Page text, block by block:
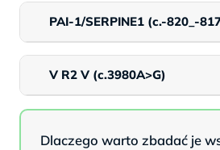
PAI-1/SERPINE1 (c.-820_-
V R2 V (c.3980A>G)
Dlaczego warto zbadać je